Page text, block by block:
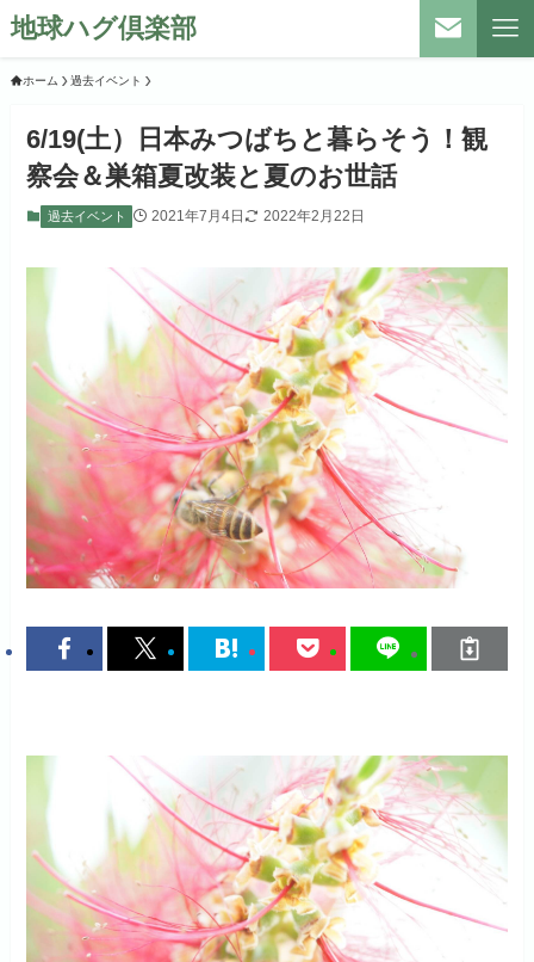
地球ハグ倶楽部
ホーム 過去イベント
6/19(土）日本みつばちと暮らそう！観
察会＆巣箱夏改装と夏のお世話
過去イベント 2021年7月4日 2022年2月22日